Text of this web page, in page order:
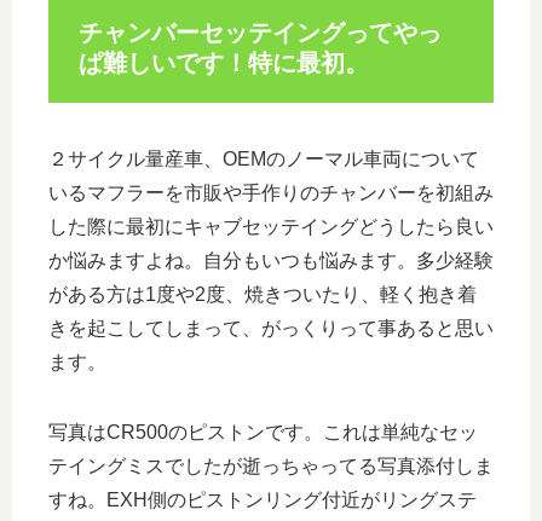
チャンバーセッテイングってやっ
ぱ難しいです！特に最初。
２サイクル量産車、OEMのノーマル車両について
いるマフラーを市販や手作りのチャンバーを初組み
した際に最初にキャブセッテイングどうしたら良い
か悩みますよね。自分もいつも悩みます。多少経験
がある方は1度や2度、焼きついたり、軽く抱き着
きを起こしてしまって、がっくりって事あると思い
ます。
写真はCR500のピストンです。これは単純なセッ
テイングミスでしたが逝っちゃってる写真添付しま
すね。EXH側のピストンリング付近がリングステ